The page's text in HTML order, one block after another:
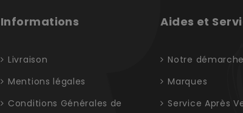
Informations
Livraison
Mentions légales
Conditions Générales de
Aides et
Notre démarche
Marques
Service Après